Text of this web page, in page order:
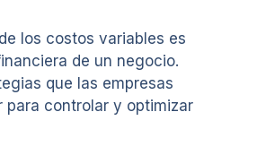
los costos variables es
de un negocio.
que las empresas
para controlar y optimizar